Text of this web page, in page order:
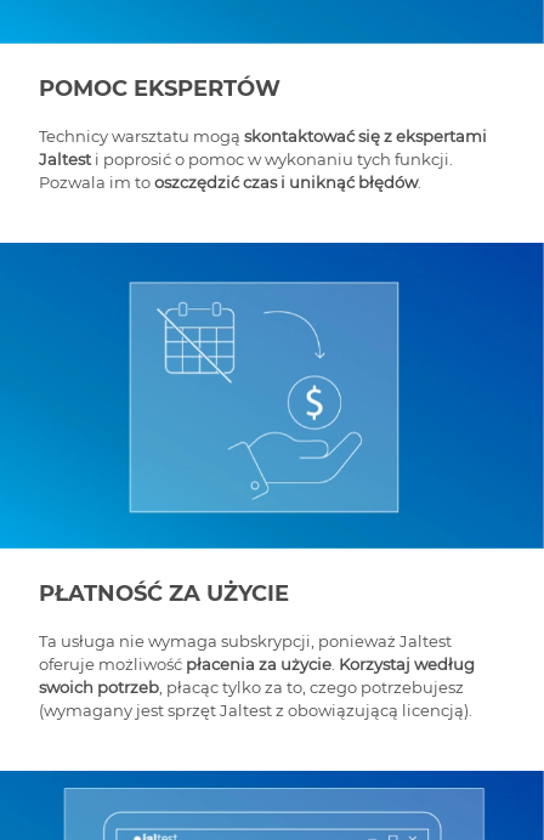
POMOC EKSPERTÓW
Technicy warsztatu mogą skontaktować się z ekspertami
Jaltest i poprosić o pomoc w wykonaniu tych funkcji.
Pozwala im tooszczędzić czas i uniknąć błędów.
PŁATNOŚĆ ZA UŻYCIE
Ta usługa nie wymaga subskrypcji, ponieważ Jaltest
oferuje możliwość płacenia za użycie Korzystaj według
swoich potrzeb , płacąc tylko za to, czego potrzebujesz
(wymagany jest sprzęt Jaltest z obowiązującą licencją).